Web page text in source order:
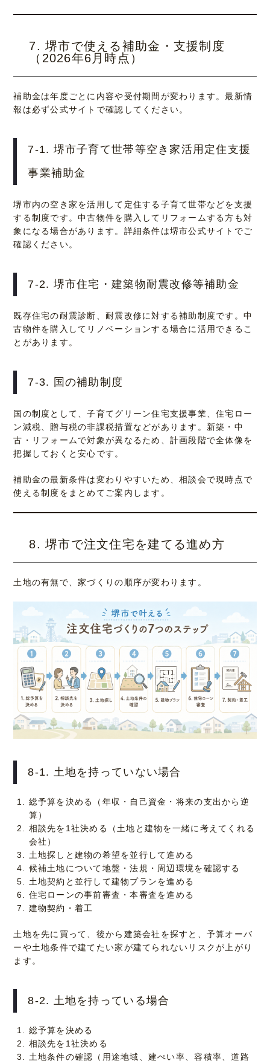
7. 堺市で使える補助金・支援制度
（2026年6月時点）
補助金は年度ごとに内容や受付期間が変わります。最新情
報は必ず公式サイトで確認してください。
7-1. 堺市子育て世帯等空き家活用定住支援
事業補助金
堺市内の空き家を活用して定住する子育て世帯などを支援
する制度です。中古物件を購入してリフォームする方も対
象になる場合があります。詳細条件は堺市公式サイトでご
確認ください。
7-2. 堺市住宅・建築物耐震改修等補助金
既存住宅の耐震診断、耐震改修に対する補助制度です。中
古物件を購入してリノベーションする場合に活用できるこ
とがあります。
7-3. 国の補助制度
国の制度として、子育てグリーン住宅支援事業、住宅ロー
ン減税、贈与税の非課税措置などがあります。新築・中
古・リフォームで対象が異なるため、計画段階で全体像を
把握しておくと安心です。
補助金の最新条件は変わりやすいため、相談会で現時点で
使える制度をまとめてご案内します。
8. 堺市で注文住宅を建てる進め方
土地の有無で、家づくりの順序が変わります。
8-1. 土地を持っていない場合
総予算を決める（年収・自己資金・将来の支出から逆
算）
相談先を1社決める（土地と建物を一緒に考えてくれる
会社）
土地探しと建物の希望を並行して進める
候補土地について地盤・法規・周辺環境を確認する
土地契約と並行して建物プランを進める
住宅ローンの事前審査・本審査を進める
建物契約・着工
土地を先に買って、後から建築会社を探すと、予算オーバ
ーや土地条件で建てたい家が建てられないリスクが上がり
ます。
8-2. 土地を持っている場合
総予算を決める
相談先を1社決める
土地条件の確認（用途地域、建ぺい率、容積率、道路